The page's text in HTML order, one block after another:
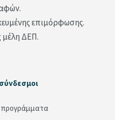
επιμόρφωσης.
μέλη ΔΕΠ.